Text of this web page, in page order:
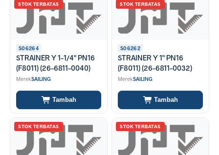
STOK TERBATAS
S06264
STRAINER Y 1-1/4" PN16
(F8011) (26-6811-0040)
MerekSAILING
Tambah
STOK TERBATAS
S06262
STRAINER Y 1" PN16
(F8011) (26-6811-0032)
MerekSAILING
Tambah
STOK TERBATAS STOK TERBATAS